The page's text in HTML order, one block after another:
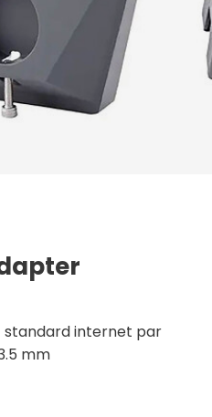
standard internet par
mm